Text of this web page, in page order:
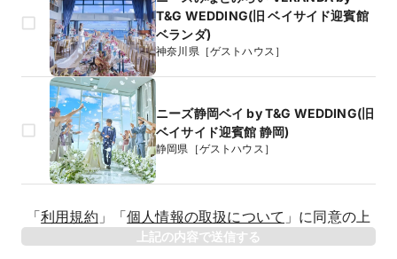
T&G WEDDING(旧 ベイサイド迎賓館
ベランダ)
神奈川県［ゲストハウス］
ニーズ静岡ベイ by T&G WEDDING(旧
ベイサイド迎賓館 静岡)
静岡県［ゲストハウス］
年
「利用規約 」 「個人情報の取扱について 」 に同意の上
上記の内容で送信する